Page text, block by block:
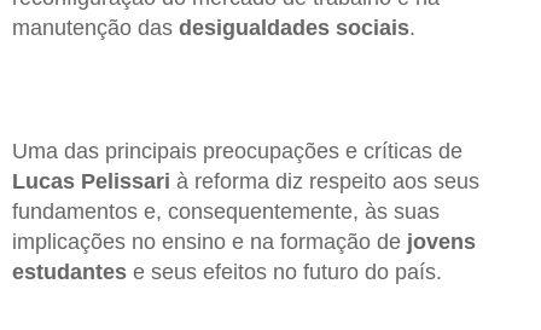
manutenção das desigualdades sociais.
Uma das principais preocupações e críticas de
Lucas Pelissari à reforma diz respeito aos seus
fundamentos e, consequentemente, às suas
implicações no ensino e na formação de jovens
estudantes e seus efeitos no futuro do país.